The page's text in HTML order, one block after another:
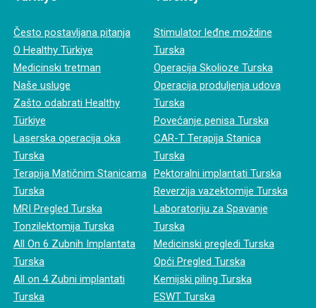
Često postavljana pitanja
O Healthy Türkiye
Medicinski tretman
Naše usluge
Zašto odabrati Healthy
Türkiye
Laserska operacija oka
Turska
Terapija Matičnim Stanicama
Turska
MRI Pregled Turska
Tonzilektomija Turska
All On 6 Zubnih Implantata
Turska
All on 4 Zubni implantati
Turska
Stimulator leđne moždine
Turska
Operacija Skolioze Turska
Operacija produljenja udova
Turska
Povećanje penisa Turska
CAR-T Terapija Stanica
Turska
Pektoralni implantati Turska
Reverzija vazektomije Turska
Laboratoriju za Spavanje
Turska
Medicinski pregledi Turska
Opći Pregled Turska
Kemijski piling Turska
ESWT Turska